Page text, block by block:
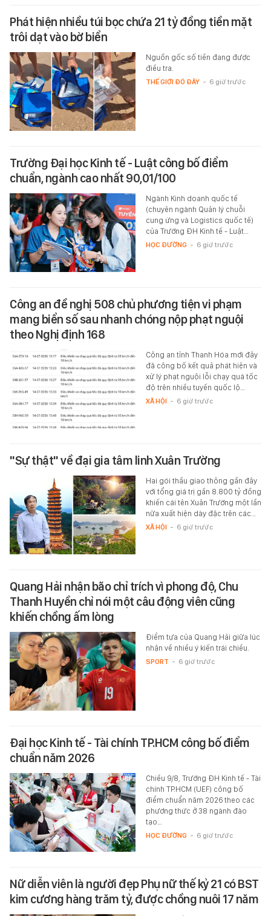
Phát hiện nhiều túi bọc chứa 21 tỷ đồng tiền mặt
trôi dạt vào bờ biển
Nguồn gốc số tiền đang được
điều tra.
THẾ GIỚI ĐÓ ĐÂY - 6 giờ trước
Trường Đại học Kinh tế - Luật công bố điểm
chuẩn, ngành cao nhất 90,01/100
Ngành Kinh doanh quốc tế
(chuyên ngành Quản lý chuỗi
cung ứng và Logistics quốc tế)
của Trường ĐH Kinh tế - Luật…
HỌC ĐƯỜNG - 6 giờ trước
Công an đề nghị 508 chủ phương tiện vi phạm
mang biển số sau nhanh chóng nộp phạt nguội
theo Nghị định 168
Công an tỉnh Thanh Hóa mới đây
đã công bố kết quả phát hiện và
xử lý phạt nguội lỗi chạy quá tốc
độ trên nhiều tuyến quốc lộ…
XÃ HỘI - 6 giờ trước
"Sự thật" về đại gia tâm linh Xuân Trường
Hai gói thầu giao thông gần đây
với tổng giá trị gần 8.800 tỷ đồng
khiến cái tên Xuân Trường một lần
nữa xuất hiện dày đặc trên các…
XÃ HỘI - 6 giờ trước
Quang Hải nhận bão chỉ trích vì phong độ, Chu
Thanh Huyền chỉ nói một câu động viên cũng
khiến chồng ấm lòng
Điểm tựa của Quang Hải giữa lúc
nhận về nhiều ý kiến trái chiều.
SPORT - 6 giờ trước
Đại học Kinh tế - Tài chính TP.HCM công bố điểm
chuẩn năm 2026
Chiều 9/8, Trường ĐH Kinh tế - Tài
chính TP.HCM (UEF) công bố
điểm chuẩn năm 2026 theo các
phương thức ở 38 ngành đào
tạo…
HỌC ĐƯỜNG - 6 giờ trước
Nữ diễn viên là người đẹp Phụ nữ thế kỷ 21 có BST
kim cương hàng trăm tỷ, được chồng nuôi 17 năm